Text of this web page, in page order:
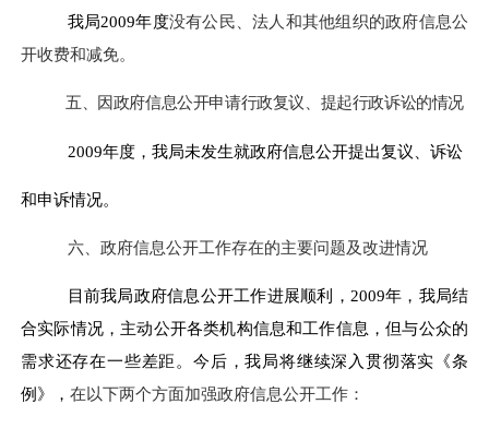
我局2009年度没有公民、法人和其他组织的政府信息公
开收费和减免。
五、因政府信息公开申请行政复议、提起行政诉讼的情况
2009年度，我局未发生就政府信息公开提出复议、诉讼
和申诉情况。
六、政府信息公开工作存在的主要问题及改进情况
目前我局政府信息公开工作进展顺利， 2009年，我局结
合实际情况，主动公开各类机构信息和工作信息，但与公众的
需求还存在一些差距。今后，我局将继续深入贯彻落实《条
例》， 在以下两个方面加强政府信息公开工作：